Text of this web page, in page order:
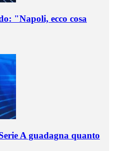
"Napoli, ecco cosa
A guadagna quanto